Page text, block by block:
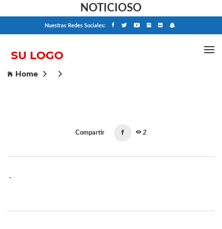
NOTICIOSO
Nuestras Redes Sociales:
Home
Compartir 2
-